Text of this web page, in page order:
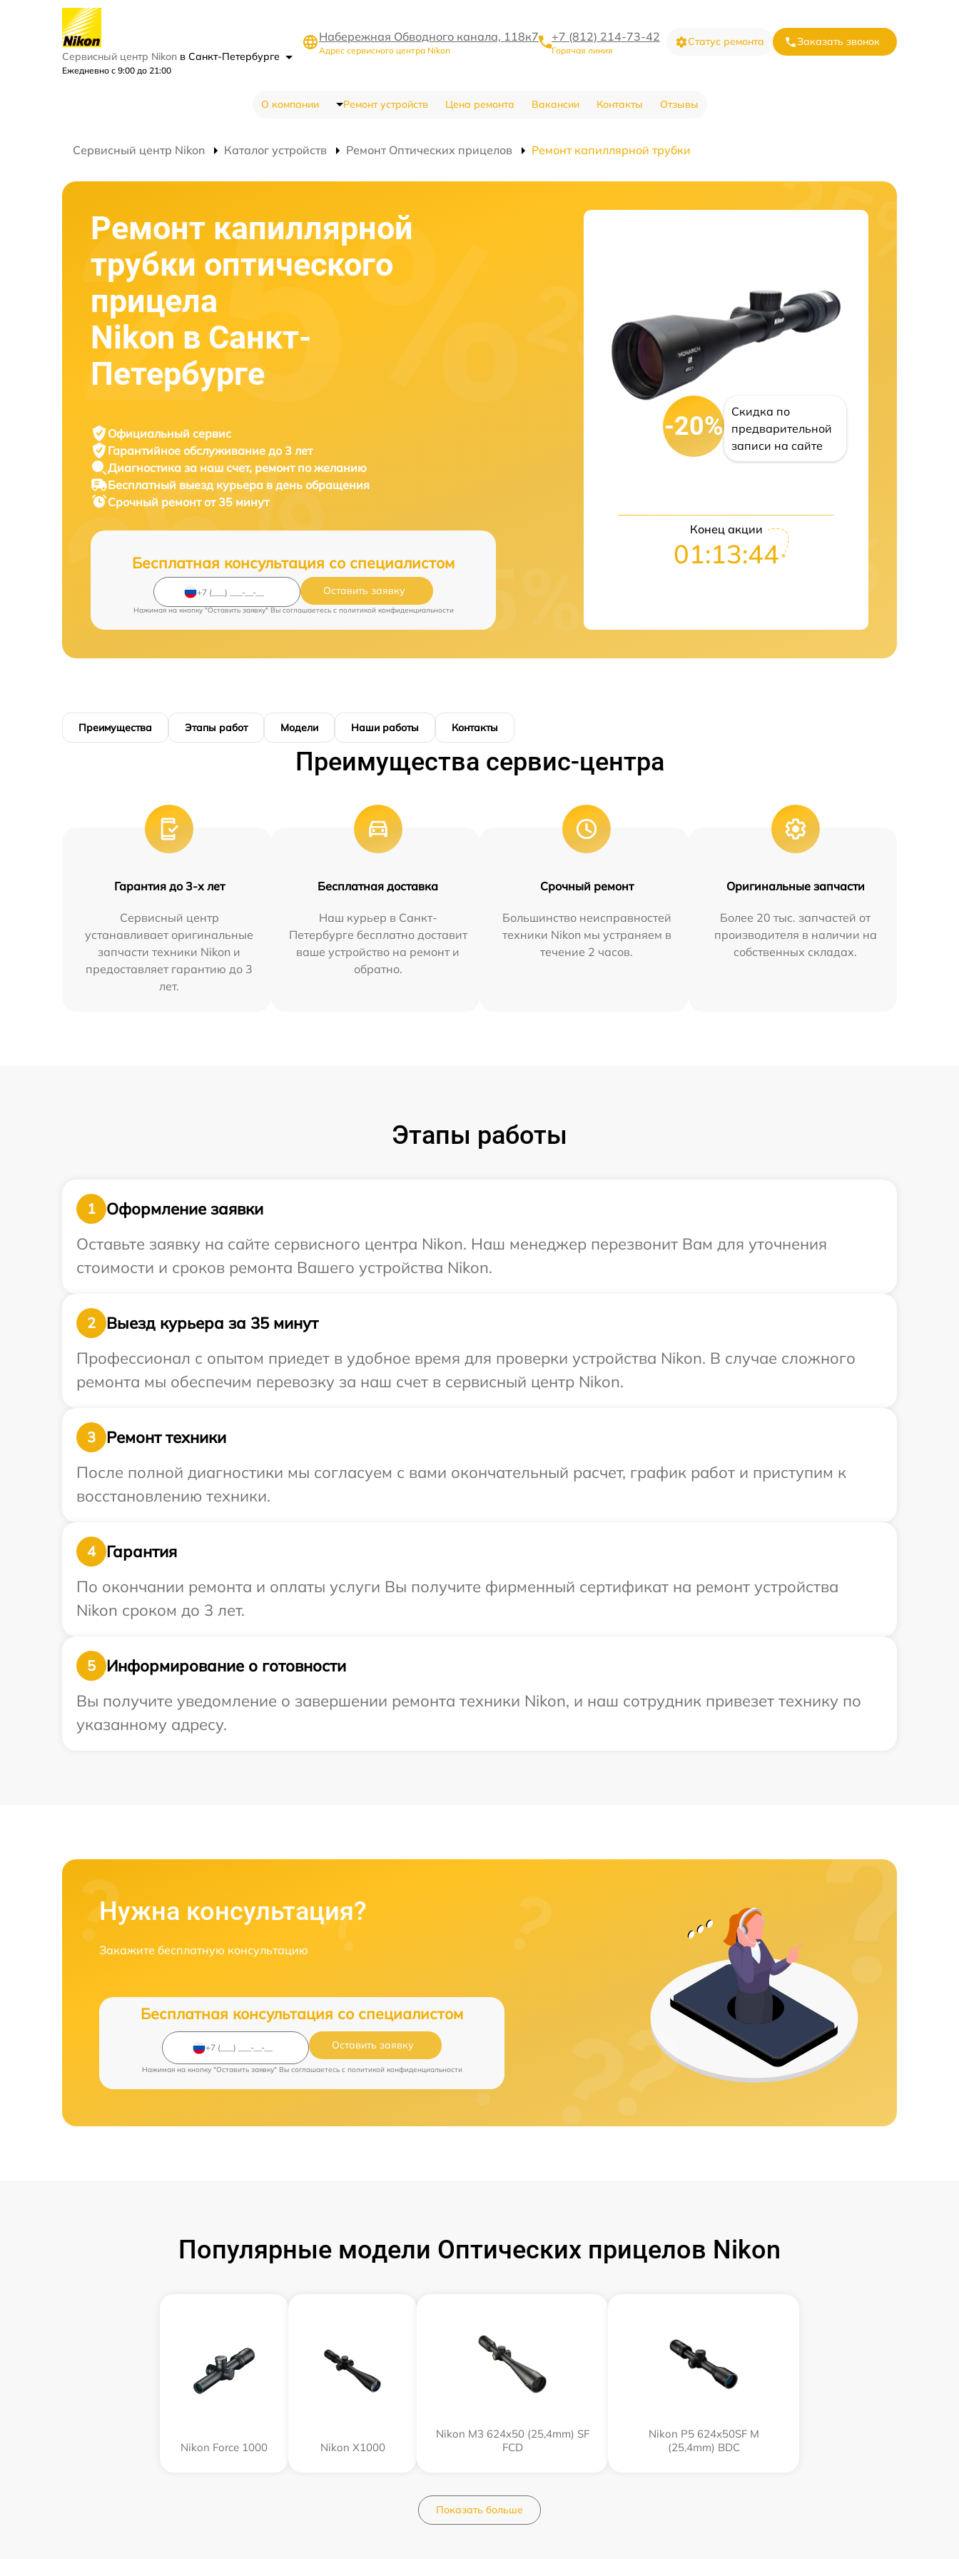
Сервисный центр Nikon в Санкт-Петербурге
Ежедневно с 9:00 до 21:00
Набережная Обводного канала, 118к7
Адрес сервисного центра Nikon
+7 (812) 214-73-42
Горячая линия
Статус ремонта Заказать звонок
О компании Ремонт устройств Цена ремонта Вакансии Контакты Отзывы
Сервисный центр Nikon Каталог устройств Ремонт Оптических прицелов Ремонт капиллярной трубки
Ремонт капиллярной
трубки оптического
прицела
Nikon в Санкт-
Петербурге
Официальный сервис
Гарантийное обслуживание до 3 лет
Диагностика за наш счет, ремонт по желанию
Бесплатный выезд курьера в день обращения
Срочный ремонтот 35 минут
Бесплатная консультация со специалистом
Оставить заявку
Нажимая на кнопку "Оставить заявку" Вы соглашаетесь c политикой конфиденциальности
-20%
Скидка по
предварительной
записи на сайте
Конец акции
01:13:43
Преимущества Этапы работ Модели Наши работы Контакты
Преимущества сервис-центра
Гарантия до 3-х лет
Сервисный центр
устанавливает оригинальные
запчасти техники Nikon и
предоставляет гарантию до 3
лет.
Бесплатная доставка
Наш курьер в Санкт-
Петербурге бесплатно доставит
ваше устройство на ремонт и
обратно.
Срочный ремонт
Большинство неисправностей
техники Nikon мы устраняем в
течение 2 часов.
Оригинальные запчасти
Более 20 тыс. запчастей от
производителя в наличии на
собственных складах.
Этапы работы
1
Оформление заявки
Оставьте заявку на сайте сервисного центра Nikon. Наш менеджер перезвонит Вам для уточнения
стоимости и сроков ремонта Вашего устройства Nikon.
2
Выезд курьера за 35 минут
Профессионал с опытом приедет в удобное время для проверки устройства Nikon. В случае сложного
ремонта мы обеспечим перевозку за наш счет в сервисный центр Nikon.
3
Ремонт техники
После полной диагностики мы согласуем с вами окончательный расчет, график работ и приступим к
восстановлению техники.
4
Гарантия
По окончании ремонта и оплаты услуги Вы получите фирменный сертификат на ремонт устройства
Nikon сроком до 3 лет.
5
Информирование о готовности
Вы получите уведомление о завершении ремонта техники Nikon, и наш сотрудник привезет технику по
указанному адресу.
Нужна консультация?
Закажите бесплатную консультацию
Бесплатная консультация со специалистом
Оставить заявку
Нажимая на кнопку "Оставить заявку" Вы соглашаетесь c политикой конфиденциальности
Популярные модели Оптических прицелов Nikon
Nikon Force 1000 Nikon X1000
Nikon M3 624x50 (25,4mm) SF
FCD
Nikon P5 624x50SF M
(25,4mm) BDC
Показать больше